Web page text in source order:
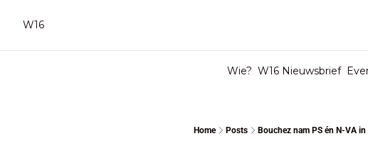
W16
Wie? W16 Nieuwsbrief
Home Posts